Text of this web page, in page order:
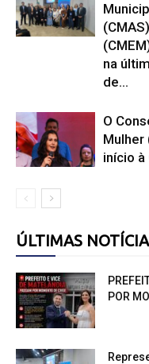
na
de...
O
Mulher
início à
ÚLTIMAS
POR